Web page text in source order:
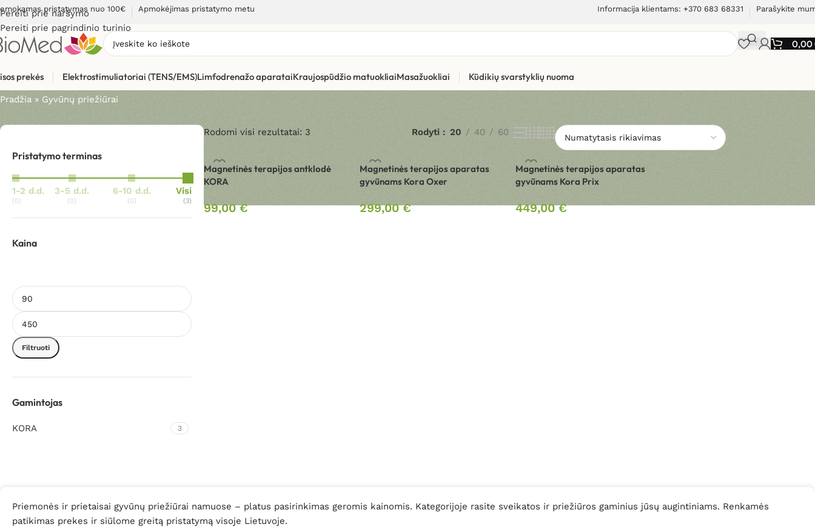
Pereiti prie naršymo
Pereiti prie pagrindinio turinio
pristatymas nuo 100€ Apmokėjimas pristatymo metu Informacija klientams: +370 683 68331 Parašykite
0,00
prekės Elektrostimuliatoriai (TENS/EMS)Limfodrenažo aparataiKraujospūdžio matuokliaiMasažuokliai Kūdikių svarstyklių nuoma
Gyvūnų priežiūrai
Pradžia » Gyvūnų priežiūrai
Pristatymo terminas
1-2 d.d.
(0)
3-5 d.d.
(0)
6-10 d.d.
(0)
Visi
(3)
Kaina
Filtruoti
Gamintojas
KORA 3
Rodomi visi rezultatai: 3 Rodyti 20 40 60
Magnetinės terapijos antklodė
KORA
99,00€
Magnetinės terapijos aparatas
gyvūnams Kora Oxer
299,00€
Magnetinės terapijos aparatas
gyvūnams Kora Prix
449,00€
Priemonės ir prietaisai gyvūnų priežiūrai namuose – platus pasirinkimas geromis kainomis. Kategorijoje rasite sveikatos ir priežiūros gaminius jūsų augintiniams. Renkamės
patikimas prekes ir siūlome greitą pristatymą visoje Lietuvoje.